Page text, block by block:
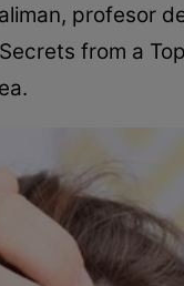
profesor
from a